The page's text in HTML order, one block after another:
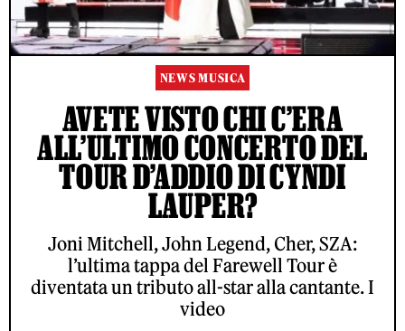
NEWS MUSICA
AVETE VISTO CHI C’ERA
ALL’ULTIMO CONCERTO DEL
TOUR D’ADDIO DI CYNDI
LAUPER?
Joni Mitchell, John Legend, Cher, SZA:
l’ultima tappa del Farewell Tour è
diventata un tributo all-star alla cantante. I
video